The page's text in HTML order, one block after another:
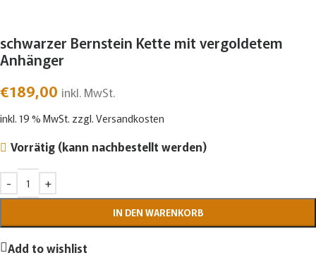
schwarzer Bernstein Kette mit vergoldetem
Anhänger
€189,00 inkl. MwSt.
inkl. 19 % MwSt. zzgl.Versandkosten
Vorrätig (kann nachbestellt werden)
IN DEN WARENKORB
Add to wishlist